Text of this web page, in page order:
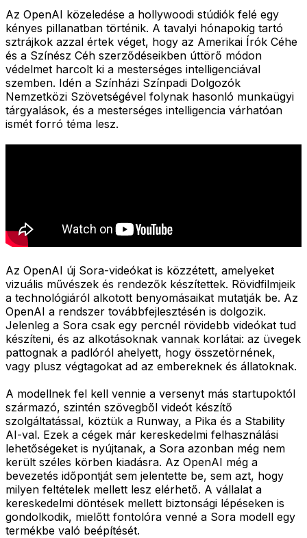
Az OpenAI közeledése a hollywoodi stúdiók felé egy
kényes pillanatban történik. A tavalyi hónapokig tartó
sztrájkok azzal értek véget, hogy az Amerikai Írók Céhe
és a Színész Céh szerződéseikben úttörő módon
védelmet harcolt ki a mesterséges intelligenciával
szemben. Idén a Színházi Színpadi Dolgozók
Nemzetközi Szövetségével folynak hasonló munkaügyi
tárgyalások, és a mesterséges intelligencia várhatóan
ismét forró téma lesz.
Az OpenAI új Sora-videókat is közzétett, amelyeket
vizuális művészek és rendezők készítettek. Rövidfilmjeik
a technológiáról alkotott benyomásaikat mutatják be. Az
OpenAI a rendszer továbbfejlesztésén is dolgozik.
Jelenleg a Sora csak egy percnél rövidebb videókat tud
készíteni, és az alkotásoknak vannak korlátai: az üvegek
pattognak a padlóról ahelyett, hogy összetörnének,
vagy plusz végtagokat ad az embereknek és állatoknak.
A modellnek fel kell vennie a versenyt más startupoktól
származó, szintén szövegből videót készítő
szolgáltatással, köztük a Runway, a Pika és a Stability
AI-val. Ezek a cégek már kereskedelmi felhasználási
lehetőségeket is nyújtanak, a Sora azonban még nem
került széles körben kiadásra. Az OpenAI még a
bevezetés időpontját sem jelentette be, sem azt, hogy
milyen feltételek mellett lesz elérhető. A vállalat a
kereskedelmi döntések mellett biztonsági lépéseken is
gondolkodik, mielőtt fontolóra venné a Sora modell egy
termékbe való beépítését.